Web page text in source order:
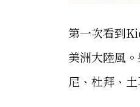
第一次看到
美洲大陸風
尼、杜拜、